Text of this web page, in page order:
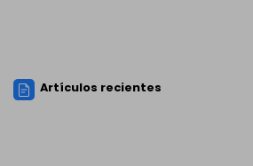
Artículos recientes